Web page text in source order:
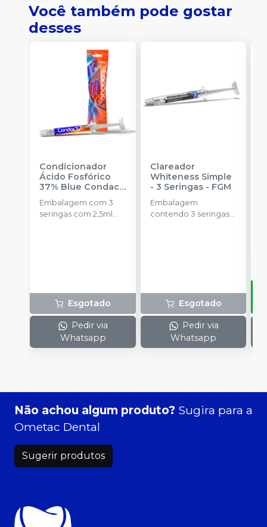
Você também pode gostar
desses
Condicionador
Ácido Fosfórico
37% Blue Condac-
FGM
Embalagem com 3
seringas com 2,5ml
Esgotado
Pedir via
Whatsapp
Clareador
Whiteness Simple
- 3 Seringas- FGM
Embalagem
contendo 3 seringas
Esgotado
Pedir via
Whatsapp
Não achou algum produto? Sugira para a
Ometac Dental
Sugerir produtos